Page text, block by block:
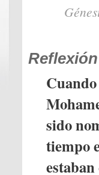
Reflexión
sido
tiempo